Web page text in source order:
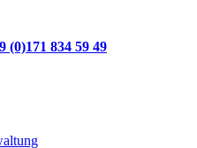
(0)171 834 59 49